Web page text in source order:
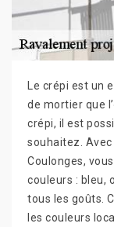
Le crépi est un
de mortier que
crépi, il est
souhaitez. Avec
Coulonges,
couleurs : bleu,
tous les goûts.
les couleurs